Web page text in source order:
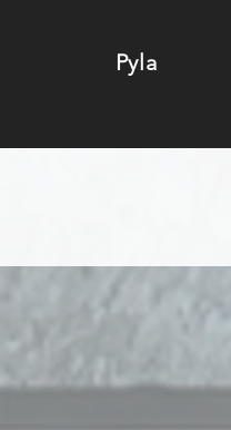
Pyla